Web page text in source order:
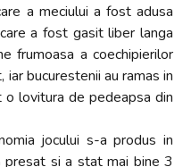
a meciului a fost adusa
a fost gasit liber langa
frumoasa a coechipierilor
iar bucurestenii au ramas in
o lovitura de pedeapsa din
jocului s-a produs in
presat si a stat mai bine 3